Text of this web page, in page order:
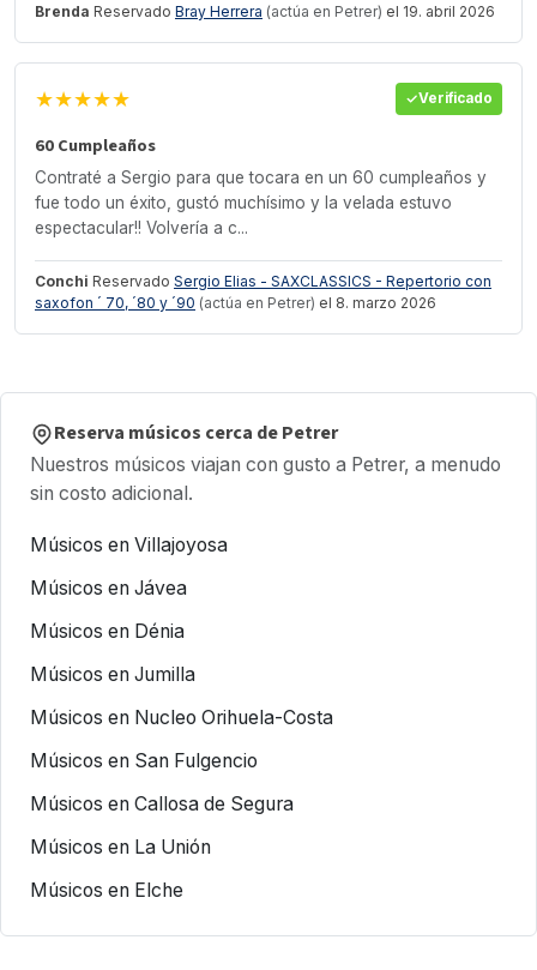
Brenda Reservado Bray Herrera (actúa en Petrer) el 19. abril 2026
★★★★★ Verificado
60 Cumpleaños
Contraté a Sergio para que tocara en un 60 cumpleaños y
fue todo un éxito, gustó muchísimo y la velada estuvo
espectacular!! Volvería a c...
Conchi Reservado Sergio Elias - SAXCLASSICS - Repertorio con
saxofon ´ 70, ´80 y ´90 (actúa en Petrer) el 8. marzo 2026
Reserva músicos cerca de Petrer
Nuestros músicos viajan con gusto a Petrer, a menudo
sin costo adicional.
Músicos en Villajoyosa
Músicos en Jávea
Músicos en Dénia
Músicos en Jumilla
Músicos en Nucleo Orihuela-Costa
Músicos en San Fulgencio
Músicos en Callosa de Segura
Músicos en La Unión
Músicos en Elche